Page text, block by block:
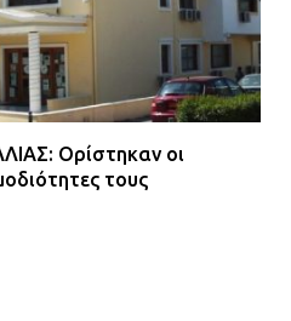
Ορίστηκαν οι
τους